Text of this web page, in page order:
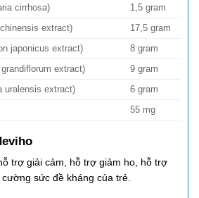
cirrhosa) 1,5 gram
extract) 17,5 gram
japonicus extract) 8 gram
extract) 9 gram
uralensis extract) 6 gram
55 mg
trợ giải cảm, hỗ trợ giảm ho, hỗ trợ
sức đề kháng của trẻ.